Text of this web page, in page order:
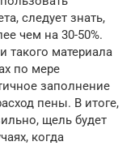
следует знать,
чем на 30-50%.
такого материала
по мере
заполнение
пены. В итоге,
щель будет
когда